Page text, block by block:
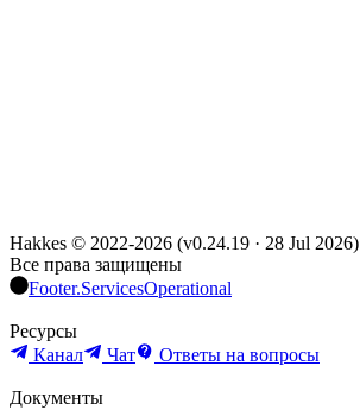
Hakkes © 2022-2026 (v0.24.19 · 28 Jul 2026)
Все права защищены
Footer.ServicesOperational
Ресурсы
Канал
Чат Ответы на вопросы
Документы